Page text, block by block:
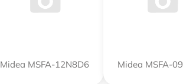
Midea MSFA-12N8D6 Midea MSFA-